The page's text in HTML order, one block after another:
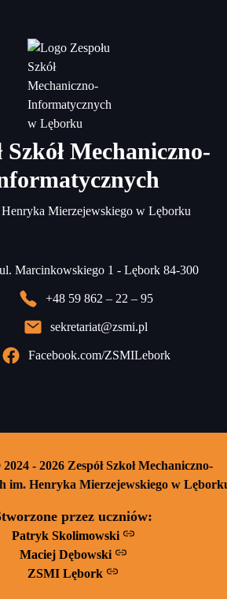
Szkół Mechaniczno-
Mierzejewskiego w Lęborku
ul. Marcinkowskiego 1 - Lębork 84-300
+48 59 862 – 22 – 95
sekretariat@zsmi.pl
Facebook.com/ZSMILebork
- 2026 Zespół Szkoł Mechaniczno-
im. Henryka Mierzejewskiego w
przez uczniów:
Patryk Skolimowski
Maciej Dębowski
ZSMI Lębork